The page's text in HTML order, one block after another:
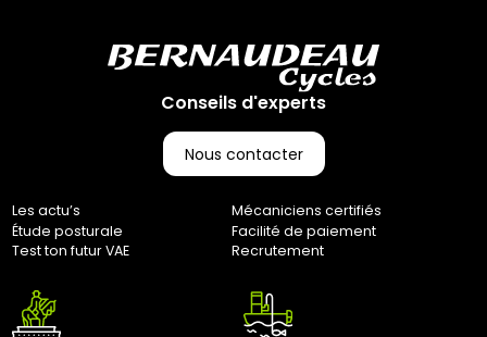
Adresse de retour :
Bernaudeau Cycles
70 rue du Clair Bocage
85000, Mouilleron-Le-CaptifConseils d'experts
Nous contacter
Les actu’s
Mécaniciens certifiés
Étude posturale
Facilité de paiement
Test ton futur VAE
Recrutement